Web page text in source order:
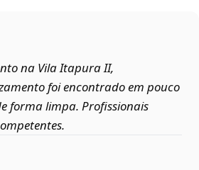
na Vila Itapura II,
foi encontrado em pouco
forma limpa. Profissionais